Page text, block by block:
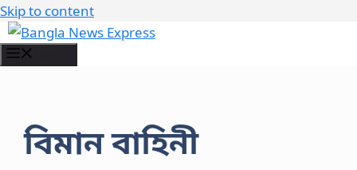
Skip to content
বিমান বাহিনী